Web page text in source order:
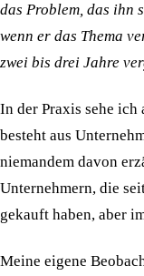
das Problem, das ihn
wenn er das Thema
zwei bis drei Jahre
In der Praxis sehe ich
besteht aus
niemandem davon
Unternehmern, die
gekauft haben, aber
Meine eigene